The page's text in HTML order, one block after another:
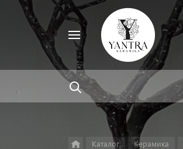
вездеНайти
Например,
велосипед
Каталог Керамика